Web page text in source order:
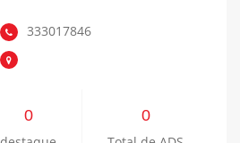
333017846
0 0